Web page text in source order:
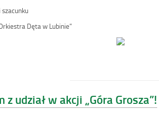
Dęta w Lubinie”
z udział w akcji „Góra Grosza”!